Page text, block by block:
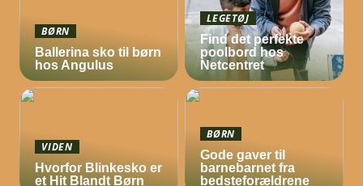
BØRN
Ballerina sko til børn
hos Angulus
LEGETØJ
Find det perfekte
poolbord hos
Netcentret
VIDEN
Hvorfor Blinkesko er
et Hit Blandt Børn
BØRN
Gode gaver til
barnebarnet fra
bedsteforældrene